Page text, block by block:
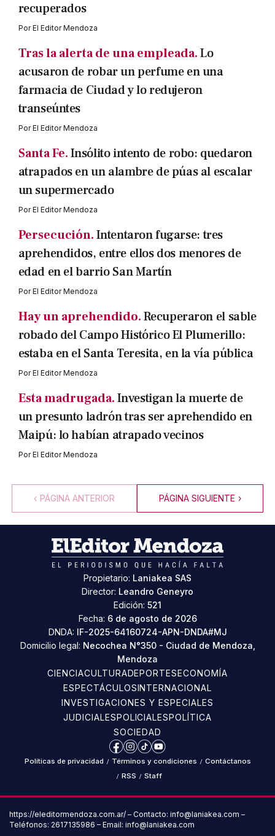
recuperados
PorEl Editor Mendoza
Tras la alerta de una empleada.Lo
acusaron de robar un perfume en una
farmacia de Ciudad y lo redujeron
transeúntes
PorEl Editor Mendoza
Santa Fe.Insólito intento de robo: quedaron
atrapados en un alambre de púas al escalar
un supermercado
PorEl Editor Mendoza
Persecución.Intentaron fugarse: tres
aprehendidos, entre ellos dos menores de
edad en el barrio San Martín
PorEl Editor Mendoza
Hay un aprehendido.Recuperaron el sable
robado del Campo Histórico El Plumerillo:
estaba en el Santa Teresita, en la vía pública
PorEl Editor Mendoza
Esta madrugada.Investigan la muerte de
un presunto ladrón tras ser aprehendido en
Maipú: lo habían atrapado vecinos
PorEl Editor Mendoza
‹ PÁGINA ANTERIOR PÁGINA SIGUIENTE ›
Propietario: Laniakea SAS
Director: Leandro Geneyro
Edición: 521
Fecha: 6 de agosto de 2026
DNDA: IF-2025-64160724-APN-DNDA#MJ
Domicilio legal: Necochea N°350 - Ciudad de Mendoza,
Mendoza
CIENCIACULTURADEPORTESECONOMÍA
ESPECTÁCULOSINTERNACIONAL
INVESTIGACIONES Y ESPECIALES
JUDICIALESPOLICIALESPOLÍTICA
SOCIEDAD
Facebook
Instagram
TikTokYouTube
Políticas de privacidad / Términos y condiciones / Contáctanos
/ RSS / Staff
https://eleditormendoza.com.ar/ – Contacto: info@laniakea.com –
Teléfonos: 2617135986 – Email: info@laniakea.com